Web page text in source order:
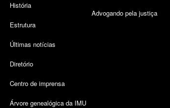
História
Estrutura
Últimas notícias
Diretório
Centro de imprensa
Árvore genealógica da IMU
Advogando pela justiça